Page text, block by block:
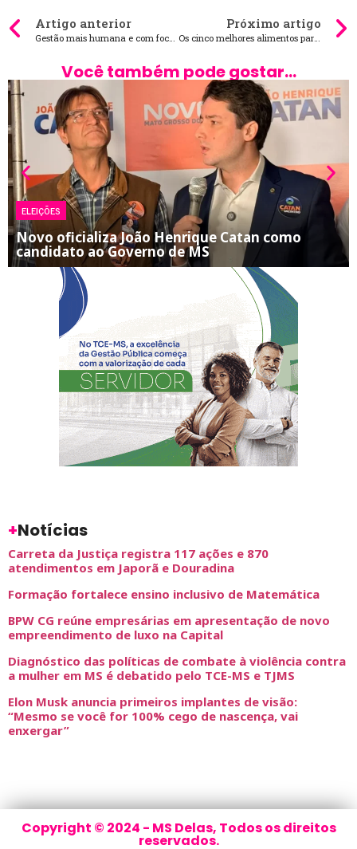
Artigo anterior
Gestão mais humana e com foco no desenvolvimento ganha Selo Diamante em transparência
Próximo artigo
Os cinco melhores alimentos para evitar perda de memória
Você também pode gostar...
ELEIÇÕES
Novo oficializa João Henrique Catan como
candidato ao Governo de MS
+Notícias
Carreta da Justiça registra 117 ações e 870
atendimentos em Japorã e Douradina
Formação fortalece ensino inclusivo de Matemática
BPW CG reúne empresárias em apresentação de novo
empreendimento de luxo na Capital
Diagnóstico das políticas de combate à violência contra
a mulher em MS é debatido pelo TCE-MS e TJMS
Elon Musk anuncia primeiros implantes de visão:
“Mesmo se você for 100% cego de nascença, vai
enxergar”
Copyright © 2024 - MS Delas, Todos os direitos
reservados.